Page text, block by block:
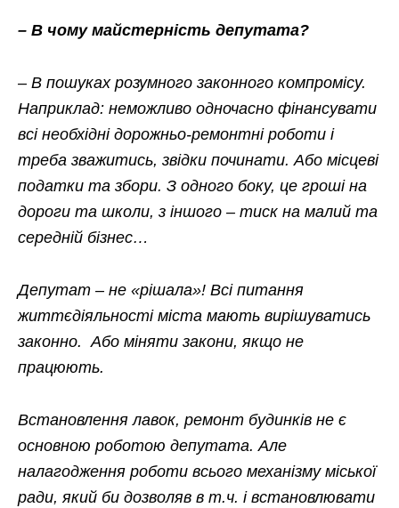
– В чому майстерність депутата?
– В пошуках розумного законного компромісу.
Наприклад: неможливо одночасно фінансувати
всі необхідні дорожньо-ремонтні роботи і
треба зважитись, звідки починати. Або місцеві
податки та збори. З одного боку, це гроші на
дороги та школи, з іншого – тиск на малий та
середній бізнес…
Депутат – не «рішала»! Всі питання
життєдіяльності міста мають вирішуватись
законно. Або міняти закони, якщо не
працюють.
Встановлення лавок, ремонт будинків не є
основною роботою депутата. Але
налагодження роботи всього механізму міської
ради, який би дозволяв в т.ч. і встановлювати